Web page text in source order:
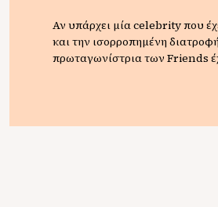
Αν υπάρχει μία celebrity που
και την ισορροπημένη
πρωταγωνίστρια των Friends